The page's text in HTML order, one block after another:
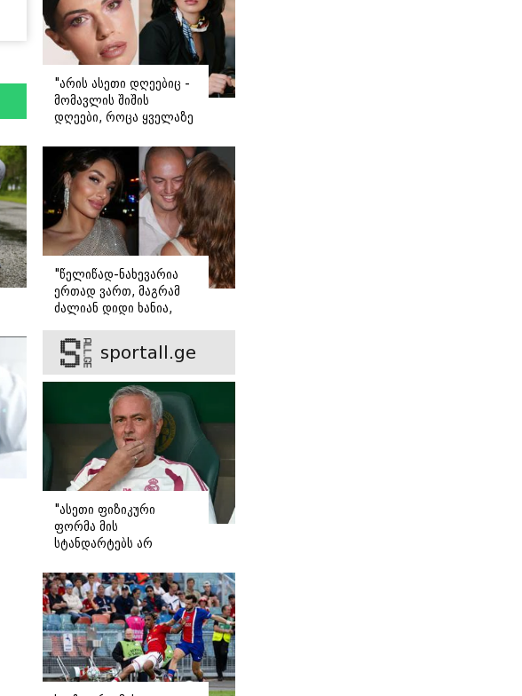
"არის ასეთი დღეებიც -
მომავლის შიშის
დღეები, როცა ყველაზე
- ირინა ონაშვილის
წერილი
"წელიწად-ნახევარია
ერთად ვართ, მაგრამ
ძალიან დიდი ხანია,
ბარბაქაძის რჩეული და
როგორია მისი
სიყვარულის ამბავი
sportall.ge
"ასეთი ფიზიკური
ფორმა მის
სტანდარტებს არ
მოურინიომ "რეალის"
ახალწვეული
გააკრიტიკა